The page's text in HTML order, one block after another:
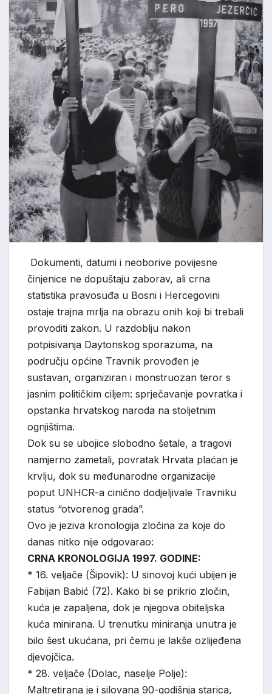
Dokumenti, datumi i neoborive povijesne
činjenice ne dopuštaju zaborav, ali crna
statistika pravosuđa u Bosni i Hercegovini
ostaje trajna mrlja na obrazu onih koji bi trebali
provoditi zakon. U razdoblju nakon
potpisivanja Daytonskog sporazuma, na
području općine Travnik provođen je
sustavan, organiziran i monstruozan teror s
jasnim političkim ciljem: sprječavanje povratka i
opstanka hrvatskog naroda na stoljetnim
ognjištima.
Dok su se ubojice slobodno šetale, a tragovi
namjerno zametali, povratak Hrvata plaćan je
krvlju, dok su međunarodne organizacije
poput UNHCR-a cinično dodjeljivale Travniku
status “otvorenog grada”.
Ovo je jeziva kronologija zločina za koje do
danas nitko nije odgovarao:
CRNA KRONOLOGIJA 1997. GODINE:
* 16. veljače (Šipovik): U sinovoj kući ubijen je
Fabijan Babić (72). Kako bi se prikrio zločin,
kuća je zapaljena, dok je njegova obiteljska
kuća minirana. U trenutku miniranja unutra je
bilo šest ukućana, pri čemu je lakše ozlijeđena
djevojčica.
* 28. veljače (Dolac, naselje Polje):
Maltretirana je i silovana 90-godišnja starica,